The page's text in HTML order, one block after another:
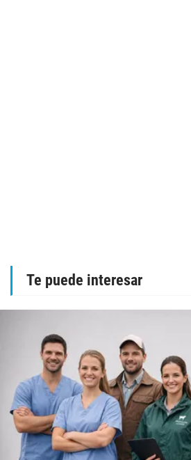
Te puede interesar